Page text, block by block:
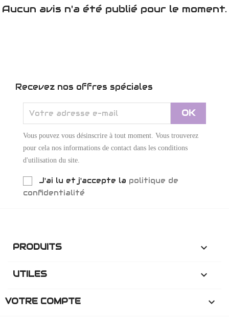
Aucun avis n'a été publié pour le moment.
Recevez nos offres spéciales
Vous pouvez vous désinscrire à tout moment. Vous trouverez
pour cela nos informations de contact dans les conditions
d'utilisation du site.
J'ai lu et j'accepte la politique de
confidentialité
PRODUITS 
UTILES 
VOTRE COMPTE 